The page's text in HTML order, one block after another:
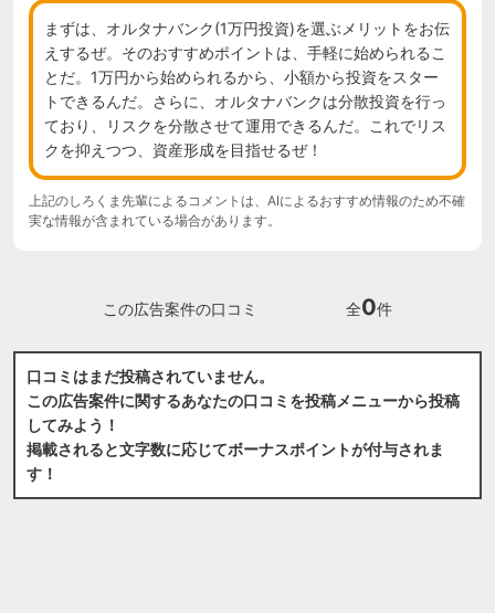
まずは、オルタナバンク(1万円投資)を選ぶメリットをお伝
えするぜ。そのおすすめポイントは、手軽に始められるこ
とだ。1万円から始められるから、小額から投資をスター
トできるんだ。さらに、オルタナバンクは分散投資を行っ
ており、リスクを分散させて運用できるんだ。これでリス
クを抑えつつ、資産形成を目指せるぜ！
上記のしろくま先輩によるコメントは、AIによるおすすめ情報のため不確
実な情報が含まれている場合があります。
この広告案件の口コミ 全0件
口コミはまだ投稿されていません。
この広告案件に関するあなたの口コミを投稿メニューから投稿
してみよう！
掲載されると文字数に応じてボーナスポイントが付与されま
す！